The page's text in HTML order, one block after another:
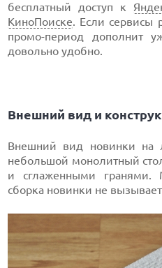
бесплатный доступ к
КиноПоиске. Если сервисы
промо-период дополнит
довольно удобно.
Внешний вид и
Внешний вид новинки на
небольшой монолитный
и сглаженными гранями.
сборка новинки не